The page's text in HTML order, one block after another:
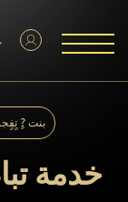
خدمة
بنت ?ٍ